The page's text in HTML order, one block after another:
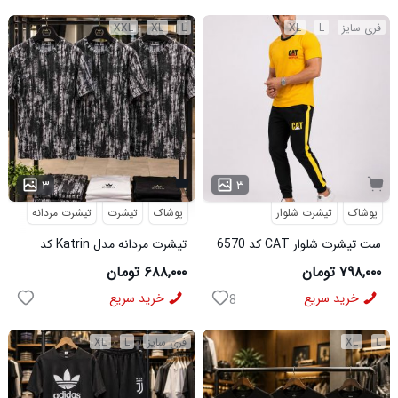
L
XL
XXL
۳
پوشاک تیشرت تیشرت مردانه
تیشرت مردانه مدل Katrin کد
6579
۶۸۸,۰۰۰ تومان
خرید سریع
فری سایز L
XL
۳
پوشاک تیشرت شلوار
ست تیشرت شلوار CAT کد 6570
۷۹۸,۰۰۰ تومان
خرید سریع 8
فری سایز L
XL L
XL